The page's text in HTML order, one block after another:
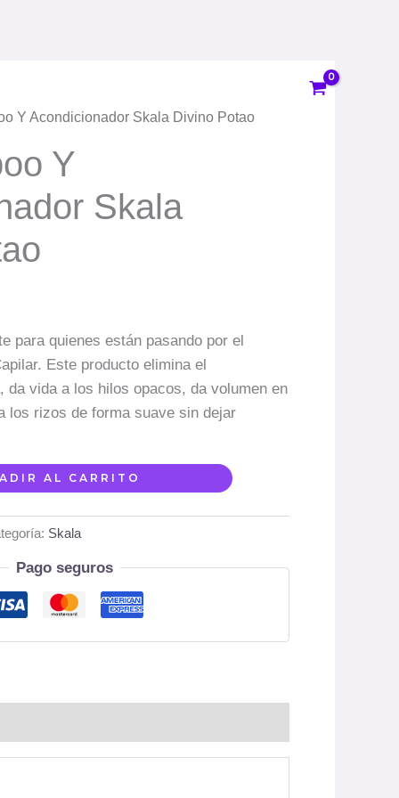
Y Acondicionador Skala Divino Potao
Y
Skala
para quienes están pasando por el
Este producto elimina el
da vida a los hilos opacos, da volumen en
los rizos de forma suave sin dejar
AL CARRITO
Skala
Pago seguros
cantidad